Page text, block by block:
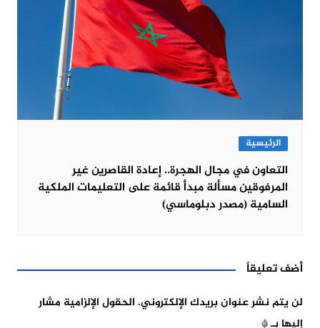
الرئيسية
التعاون في مجال الهجرة.. إعادة القاصرين غير
المرفوقين مسألة مبدأ قائمة على التعليمات الملكية
السامية (مصدر دبلوماسي)
أضف تعليقاً
لن يتم نشر عنوان بريدك الإلكتروني. الحقول الإلزامية مشار
إليها بـ*